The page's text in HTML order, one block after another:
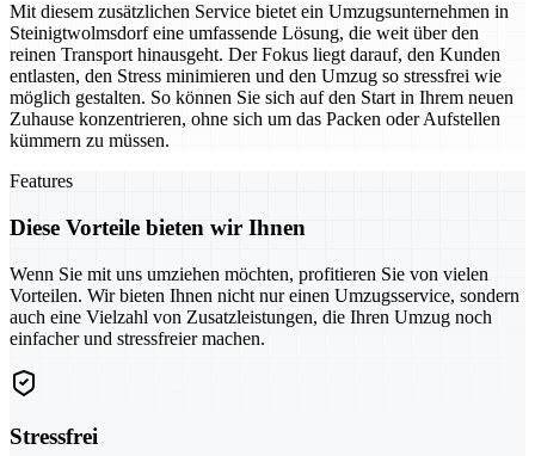
Mit diesem zusätzlichen Service bietet ein Umzugsunternehmen in
Steinigtwolmsdorf eine umfassende Lösung, die weit über den
reinen Transport hinausgeht. Der Fokus liegt darauf, den Kunden
entlasten, den Stress minimieren und den Umzug so stressfrei wie
möglich gestalten. So können Sie sich auf den Start in Ihrem neuen
Zuhause konzentrieren, ohne sich um das Packen oder Aufstellen
kümmern zu müssen.
Features
Diese Vorteile bieten wir Ihnen
Wenn Sie mit uns umziehen möchten, profitieren Sie von vielen
Vorteilen. Wir bieten Ihnen nicht nur einen Umzugsservice, sondern
auch eine Vielzahl von Zusatzleistungen, die Ihren Umzug noch
einfacher und stressfreier machen.
Stressfrei